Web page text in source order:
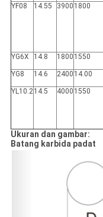
YF08
14.55 3900 1800
YG6X
14.8 1800 1550
YG8
14.6 2400 14.00
YL10.214.5 4000 1550
Ukuran dan gambar:
Batang karbida padat